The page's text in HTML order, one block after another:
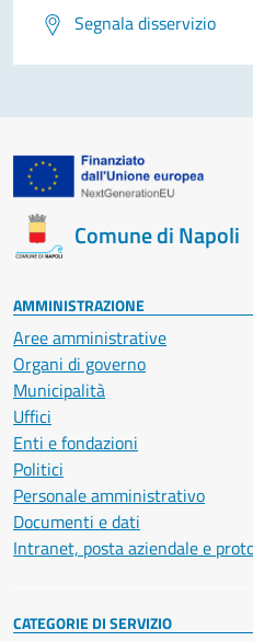
Segnala disservizio
Comune di Napoli
AMMINISTRAZIONE
Aree amministrative
Organi di governo
Municipalità
Uffici
Enti e fondazioni
Politici
Personale amministrativo
Documenti e dati
Intranet, posta aziendale e
CATEGORIE DI SERVIZIO